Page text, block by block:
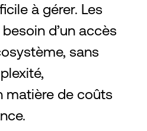
à gérer. Les
d’un accès
sans
matière de coûts